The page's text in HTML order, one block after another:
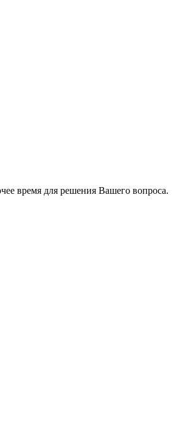
время для решения Вашего вопроса.